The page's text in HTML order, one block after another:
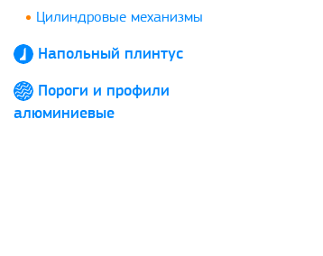
Цилиндровые механизмы
Напольный плинтус
Пороги и профили
алюминиевые